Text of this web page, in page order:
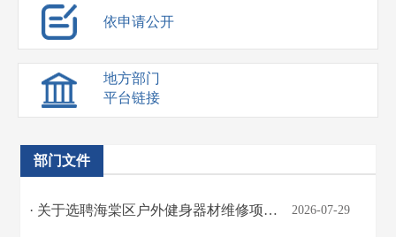
依申请公开
地方部门
平台链接
部门文件
· 关于选聘海棠区户外健身器材维修项目的公告 2026-07-29